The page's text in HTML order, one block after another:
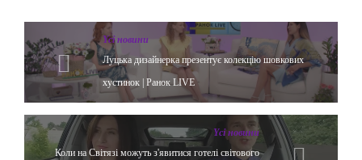
Yсі новини
Луцька дизайнерка презентує колекцію шовкових
хустинок | Ранок LIVE
Yсі новини
Коли на Світязі можуть з'явитися готелі світового